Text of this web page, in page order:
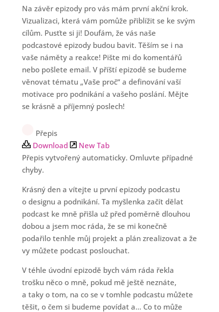
Na závěr epizody pro vás mám první akční krok.
Vizualizaci, která vám pomůže přiblížit se ke svým
cílům. Pusťte si ji! Doufám, že vás naše
podcastové epizody budou bavit. Těším se i na
vaše náměty a reakce! Pište mi do komentářů
nebo pošlete email. V příští epizodě se budeme
věnovat tématu „Vaše proč“ a definování vaší
motivace pro podnikání a vašeho poslání. Mějte
se krásně a příjemný poslech!
Přepis
Download
New Tab
Přepis vytvořený automaticky. Omluvte případné
chyby.
Krásný den a vítejte u první epizody podcastu
o designu a podnikání. Ta myšlenka začít dělat
podcast ke mně přišla už před poměrně dlouhou
dobou a jsem moc ráda, že se mi konečně
podařilo tenhle můj projekt a plán zrealizovat a že
vy můžete podcast poslouchat.
V téhle úvodní epizodě bych vám ráda řekla
trošku něco o mně, pokud mě ještě neznáte,
a taky o tom, na co se v tomhle podcastu můžete
těšit, o čem si budeme povídat a... Co to může